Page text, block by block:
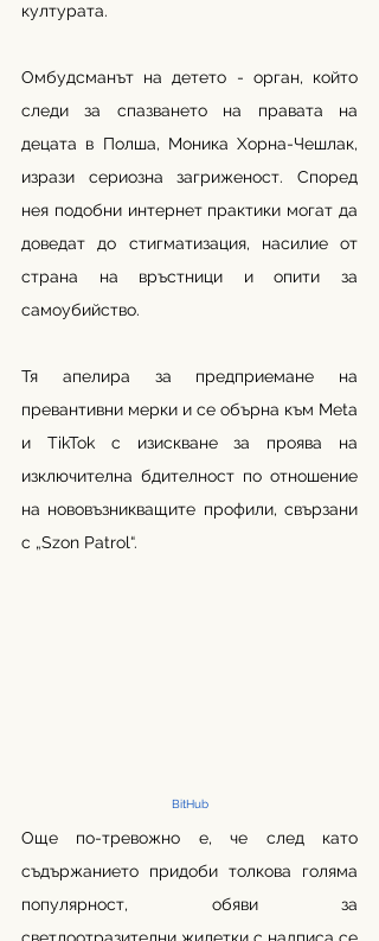
културата.
Омбудсманът на детето - орган, който
следи за спазването на правата на
децата в Полша, Моника Хорна-Чешлак,
изрази сериозна загриженост. Според
нея подобни интернет практики могат да
доведат до стигматизация, насилие от
страна на връстници и опити за
самоубийство.
Тя апелира за предприемане на
превантивни мерки и се обърна към Meta
и TikTok с изискване за проява на
изключителна бдителност по отношение
на нововъзникващите профили, свързани
с „Szon Patrol“.
BitHub
Още по-тревожно е, че след като
съдържанието придоби толкова голяма
популярност, обяви за
светлоотразителни жилетки с надписа се